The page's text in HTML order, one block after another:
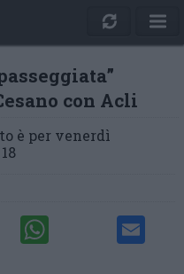
con Acli
è per venerdì